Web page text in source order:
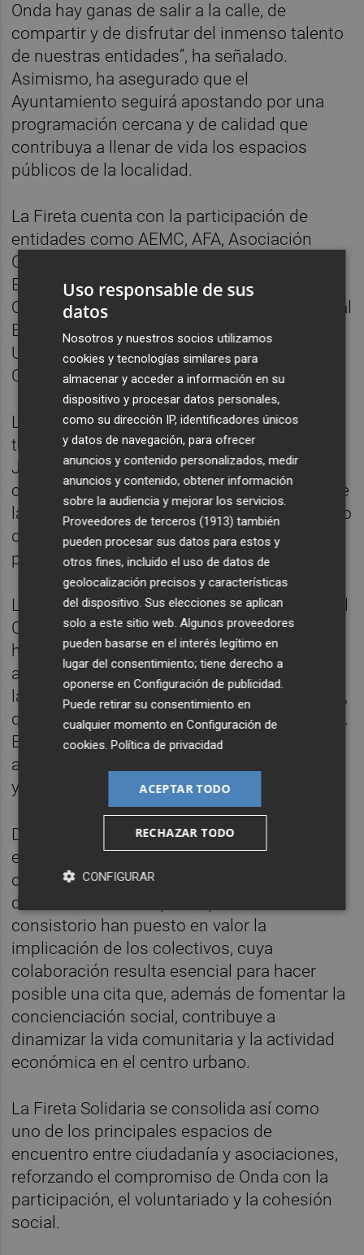
Onda hay ganas de salir a la calle, de
compartir y de disfrutar del inmenso talento
de nuestras entidades”, ha señalado.
Asimismo, ha asegurado que el
Ayuntamiento seguirá apostando por una
programación cercana y de calidad que
contribuya a llenar de vida los espacios
públicos de la localidad.
La Fireta cuenta con la participación de
entidades como AEMC, AFA, Asociación
Castellón Contra el Cáncer, Asociación
Española Contra el Cáncer, Asociación
Quisqueya Onda, Cáritas, Centre Ocupacional
El Molí, Cruz Roja, Delwende, Karit, Manos
Unidas, Asociación Riu Sec y Segunda
Oportunidad Onda.
Los más pequeños han disfrutado de
talleres infantiles organizados por el Casal
Jove y de un concurrido cuentacuentos a
cargo de la Asociación Riu Sec, mientras que
las exhibiciones de baile han vuelto a ser uno
de los principales atractivos de la
programación.
La jornada ha arrancado con la actuación del
Centro Autorizado de Danza de la UMSCO y
ha continuado por la tarde con una de las
actividades más esperadas: la exhibición de
la Unidad Canina de la Policía Local de Onda,
que ha congregado a numerosos asistentes.
El programa se ha completado con las
actuaciones de la Asociación Amics del Ball
y de Onda Baila-Riu Sec.
Durante todo el día, las carpas instaladas en
el recinto sirven como escaparate para dar a
conocer el trabajo que desarrollan las
distintas entidades participantes. Desde el
consistorio han puesto en valor la
implicación de los colectivos, cuya
colaboración resulta esencial para hacer
posible una cita que, además de fomentar la
concienciación social, contribuye a
dinamizar la vida comunitaria y la actividad
económica en el centro urbano.
La Fireta Solidaria se consolida así como
uno de los principales espacios de
encuentro entre ciudadanía y asociaciones,
reforzando el compromiso de Onda con la
participación, el voluntariado y la cohesión
social.
Uso responsable de sus
datos
Nosotros y nuestros socios utilizamos
cookies y tecnologías similares para
almacenar y acceder a información en su
dispositivo y procesar datos personales,
como su dirección IP, identificadores únicos
y datos de navegación, para ofrecer
anuncios y contenido personalizados, medir
anuncios y contenido, obtener información
sobre la audiencia y mejorar los servicios.
Proveedores de terceros (1913) también
pueden procesar sus datos para estos y
otros fines, incluido el uso de datos de
geolocalización precisos y características
del dispositivo. Sus elecciones se aplican
solo a este sitio web. Algunos proveedores
pueden basarse en el interés legítimo en
lugar del consentimiento; tiene derecho a
oponerse enConfiguración de publicidad
Puede retirar su consentimiento en
cualquier momento enConfiguración de
cookies .Política de privacidad
ACEPTAR TODO
RECHAZAR TODO
CONFIGURAR